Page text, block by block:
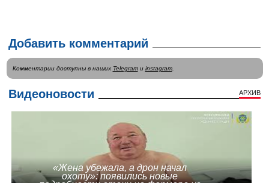
Добавить комментарий
Комментарии доступны в наших Telegramи instagram.
Видеоновости АРХИВ
«Жена убежала, а дрон начал
охоту»: появились новые